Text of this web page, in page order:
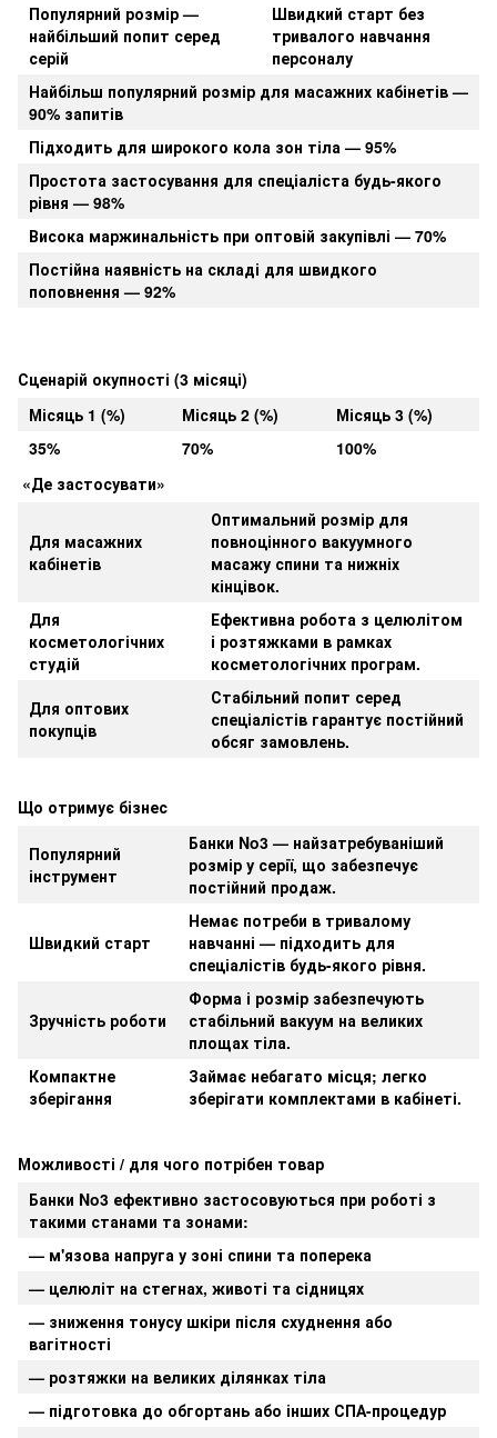
Популярний розмір —
найбільший попит серед
серій
Швидкий старт без
тривалого навчання
персоналу
Найбільш популярний розмір для масажних кабінетів —
90% запитів
Підходить для широкого кола зон тіла — 95%
Простота застосування для спеціаліста будь-якого
рівня — 98%
Висока маржинальність при оптовій закупівлі — 70%
Постійна наявність на складі для швидкого
поповнення — 92%
Сценарій окупності (3 місяці)
Місяць 1 (%)
Місяць 2 (%)
Місяць 3 (%)
35%
70%
100%
«Де застосувати»
Для масажних
кабінетів
Оптимальний розмір для
повноцінного вакуумного
масажу спини та нижніх
кінцівок.
Для
косметологічних
студій
Ефективна робота з целюлітом
і розтяжками в рамках
косметологічних програм.
Для оптових
покупців
Стабільний попит серед
спеціалістів гарантує постійний
обсяг замовлень.
Що отримує бізнес
Популярний
інструмент
Банки No3 — найзатребуваніший
розмір у серії, що забезпечує
постійний продаж.
Швидкий старт
Немає потреби в тривалому
навчанні — підходить для
спеціалістів будь-якого рівня.
Зручність роботи
Форма і розмір забезпечують
стабільний вакуум на великих
площах тіла.
Компактне
зберігання
Займає небагато місця; легко
зберігати комплектами в кабінеті.
Можливості / для чого потрібен товар
Банки No3 ефективно застосовуються при роботі з
такими станами та зонами:
— м'язова напруга у зоні спини та поперека
— целюліт на стегнах, животі та сідницях
— зниження тонусу шкіри після схуднення або
вагітності
— розтяжки на великих ділянках тіла
— підготовка до обгортань або інших СПА-процедур